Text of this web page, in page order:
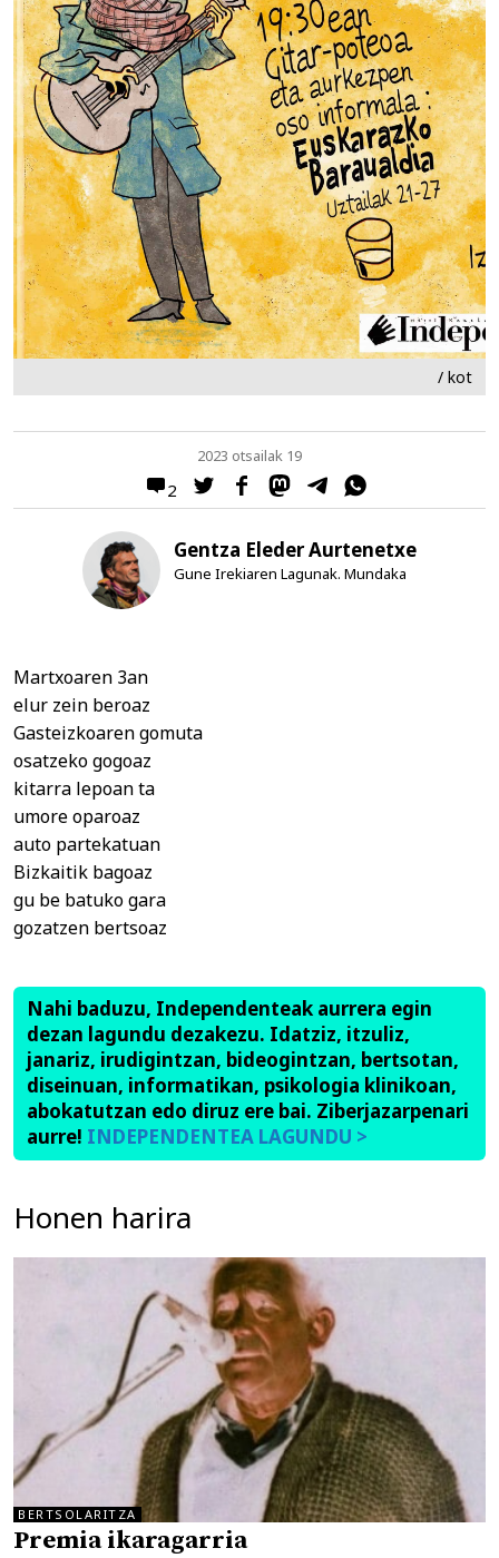
/ kot
2
2023 otsailak 19
Gentza Eleder Aurtenetxe
Gune Irekiaren Lagunak. Mundaka
Martxoaren 3an
elur zein beroaz
Gasteizkoaren gomuta
osatzeko gogoaz
kitarra lepoan ta
umore oparoaz
auto partekatuan
Bizkaitik bagoaz
gu be batuko gara
gozatzen bertsoaz
Nahi baduzu, Independenteak aurrera egin
dezan lagundu dezakezu. Idatziz, itzuliz,
janariz, irudigintzan, bideogintzan, bertsotan,
diseinuan, informatikan, psikologia klinikoan,
abokatutzan edo diruz ere bai. Ziberjazarpenari
aurre! INDEPENDENTEA LAGUNDU >
Honen harira
BERTSOLARITZA
Premia ikaragarria